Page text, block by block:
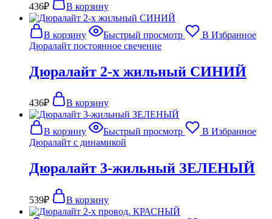
436₽ В корзину
В корзину Быстрый просмотр
В Избранное
Дюралайт постоянное свечение
Дюралайт 2-х жильный СИНИЙ
436₽ В корзину
В корзину Быстрый просмотр
В Избранное
Дюралайт с динамикой
Дюралайт 3-жильный ЗЕЛЕНЫЙ
539₽ В корзину